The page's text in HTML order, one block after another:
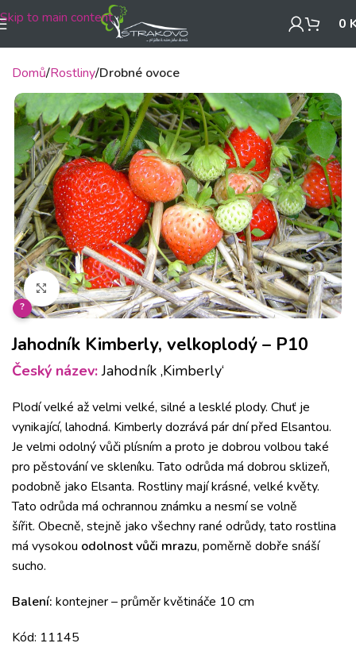
Skip to main content 0
Domů Rostliny Drobné ovoce
Klikněte pro zvětšení
?
Jahodník Kimberly, velkoplodý – P10
Český název:Jahodník ‚Kimberly‘
Plodí velké až velmi velké, silné a lesklé plody. Chuť je
vynikající, lahodná. Kimberly dozrává pár dní před Elsantou.
Je velmi odolný vůči plísním a proto je dobrou volbou také
pro pěstování ve skleníku. Tato odrůda má dobrou sklizeň,
podobně jako Elsanta. Rostliny mají krásné, velké květy.
Tato odrůda má ochrannou známku a nesmí se volně
šířit. Obecně, stejně jako všechny rané odrůdy, tato rostlina
má vysokou odolnost vůči mrazu, poměrně dobře snáší
sucho.
Balení: kontejner – průměr květináče 10 cm
Kód: 11145